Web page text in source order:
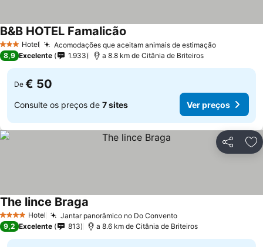
3 EstrelasHotel Acomodações que aceitam animais de estimação
B&B HOTEL Famalicão
8,9 Excelente 1.933 a 8.8 km de Citânia de Briteiros
De € 50
Consulte os preços de 7 sites Ver preços
Partilhar
4 EstrelasHotel Jantar panorâmico no Do Convento
The lince Braga
9,2 Excelente 813 a 8.6 km de Citânia de Briteiros